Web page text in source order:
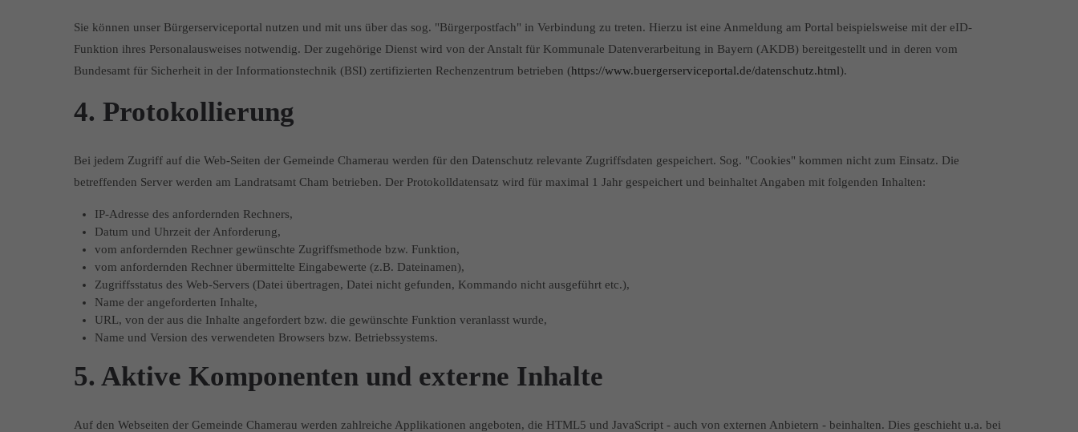
Sie können unser Bürgerserviceportal nutzen und mit uns über das sog. "Bürgerpostfach" in Verbindung zu treten. Hierzu ist eine Anmeldung am Portal beispielsweise mit der eID-
Funktion ihres Personalausweises notwendig. Der zugehörige Dienst wird von der Anstalt für Kommunale Datenverarbeitung in Bayern (AKDB) bereitgestellt und in deren vom
Bundesamt für Sicherheit in der Informationstechnik (BSI) zertifizierten Rechenzentrum betrieben (https://www.buergerserviceportal.de/datenschutz.html).
4. Protokollierung
Bei jedem Zugriff auf die Web-Seiten der Gemeinde Chamerau werden für den Datenschutz relevante Zugriffsdaten gespeichert. Sog. "Cookies" kommen nicht zum Einsatz. Die
betreffenden Server werden am Landratsamt Cham betrieben. Der Protokolldatensatz wird für maximal 1 Jahr gespeichert und beinhaltet Angaben mit folgenden Inhalten:
IP-Adresse des anfordernden Rechners,
Datum und Uhrzeit der Anforderung,
vom anfordernden Rechner gewünschte Zugriffsmethode bzw. Funktion,
vom anfordernden Rechner übermittelte Eingabewerte (z.B. Dateinamen),
Zugriffsstatus des Web-Servers (Datei übertragen, Datei nicht gefunden, Kommando nicht ausgeführt etc.),
Name der angeforderten Inhalte,
URL, von der aus die Inhalte angefordert bzw. die gewünschte Funktion veranlasst wurde,
Name und Version des verwendeten Browsers bzw. Betriebssystems.
5. Aktive Komponenten und externe Inhalte
Auf den Webseiten der Gemeinde Chamerau werden zahlreiche Applikationen angeboten, die HTML5 und JavaScript - auch von externen Anbietern - beinhalten. Dies geschieht u.a. bei